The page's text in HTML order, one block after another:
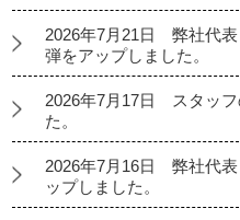
2026年7月21日 弊社代
弾をアップしました。
2026年7月17日 スタッフ
た。
2026年7月16日 弊社代
ップしました。